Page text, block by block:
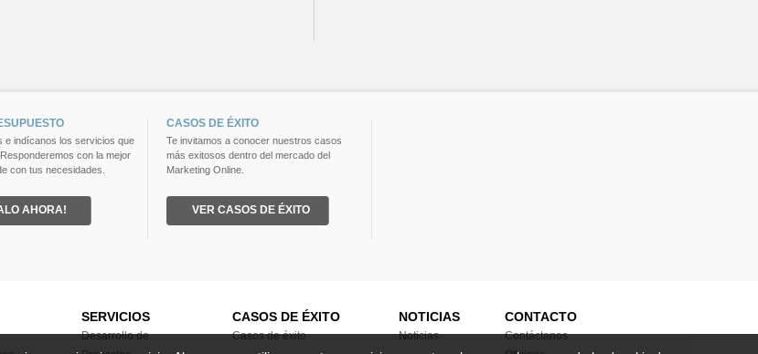
e indícanos los servicios que
con la mejor
con tus necesidades.
AHORA!
CASOS DE ÉXITO
Te invitamos a conocer nuestros casos
más exitosos dentro del mercado del
Marketing Online.
VER CASOS DE ÉXITO
CONTACTO
Contáctanos
NOTICIAS
Noticias
CASOS DE ÉXITO
Casos de éxito
SERVICIOS
Desarrollo de